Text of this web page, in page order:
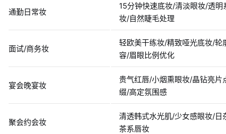
通勤日常妆
15分钟快速底妆/清淡眼妆/透明
妆/自然睫毛处理
面试/商务妆
轻欧美干练妆/精致哑光底妆/轮
容/眉眼比例优化
宴会晚宴妆
贵气红唇/小烟熏眼妆/晶钻亮片
缀/高定氛围感
聚会约会妆
清透韩式水光肌/少女感眼妆/日
茶系唇妆